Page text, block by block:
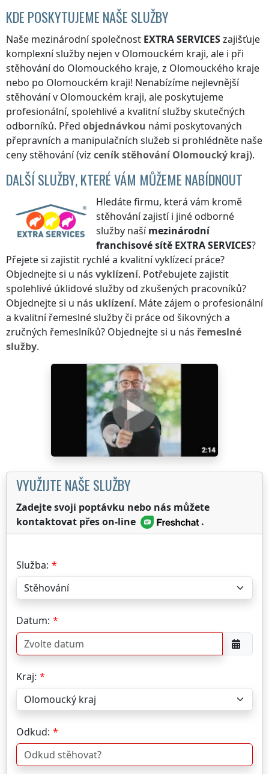
KDE POSKYTUJEME NAŠE SLUŽBY
Naše mezinárodní společnost EXTRA SERVICESzajišťuje
komplexní služby nejen v Olomouckém kraji, ale i při
stěhovánído Olomouckého kraje, z Olomouckého kraje
nebo po Olomouckém kraji! Nenabízíme nejlevnější
stěhovánív Olomouckém kraji, ale poskytujeme
profesionální, spolehlivé a kvalitní služby skutečných
odborníků. Před objednávkou námi poskytovaných
přepravních a manipulačních služeb si prohlédněte naše
ceny stěhování (viz ceníkstěhování Olomoucký kraj).
DALŠÍ SLUŽBY, KTERÉ VÁM MŮŽEME NABÍDNOUT
Hledáte firmu, která vám kromě
stěhování zajistí i jiné odborné
služby našímezinárodní
franchisové sítě EXTRA SERVICES?
Přejete si zajistit rychlé a kvalitní vyklízecí práce?
Objednejte si u nás vyklízení. Potřebujete zajistit
spolehlivé úklidové služby od zkušených pracovníků?
Objednejte si u nás uklízení. Máte zájem o profesionální
a kvalitní řemeslné služby či práce od šikovných a
zručných řemeslníků? Objednejte si u nás řemeslné
služby.
VYUŽIJTE NAŠE SLUŽBY
Zadejte svoji poptávku nebo nás můžete
kontaktovat přes on-line
.
Služba:
Datum:
Kraj:
Odkud: